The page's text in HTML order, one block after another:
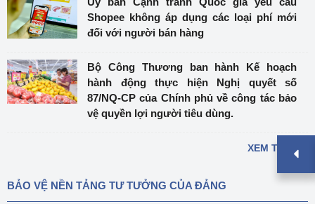
Shopee không áp dụng các loại phí mới
đối với người bán hàng
Bộ Công Thương ban hành Kế hoạch
hành động thực hiện Nghị quyết số
87/NQ-CP của Chính phủ về công tác bảo
vệ quyền lợi người tiêu dùng.
XEM THÊM »
BẢO VỆ NỀN TẢNG TƯ TƯỞNG CỦA ĐẢNG